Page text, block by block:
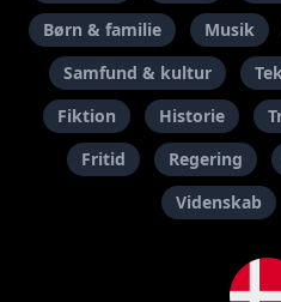
Børn & familie
Musik
Samfund & kultur
Fiktion
Historie
Fritid
Regering
Videnskab